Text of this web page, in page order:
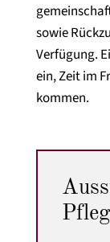
sowie
Verfügung.
ein, Zeit im
kommen.